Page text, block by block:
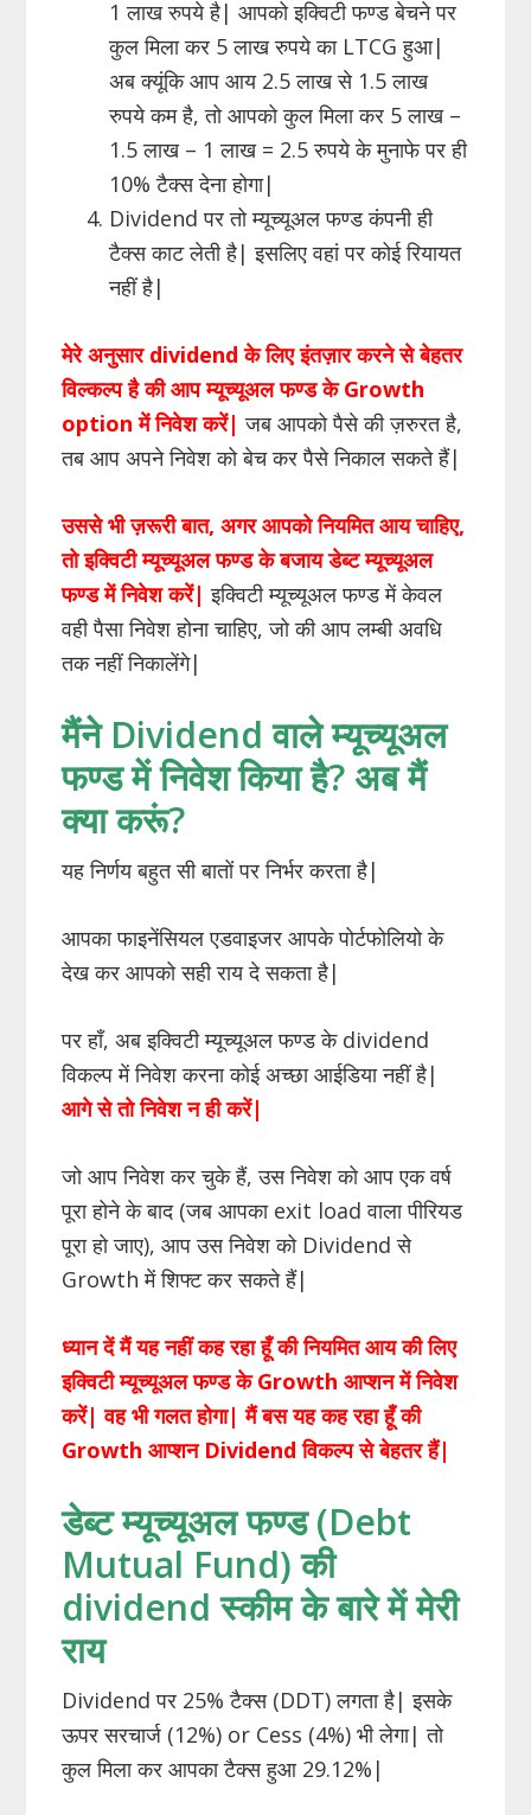
1 लाख रुपये है| आपको इक्विटी फण्ड बेचने पर
कुल मिला कर 5 लाख रुपये का LTCG हुआ|
अब क्यूंकि आप आय 2.5 लाख से 1.5 लाख
रुपये कम है, तो आपको कुल मिला कर 5 लाख –
1.5 लाख – 1 लाख = 2.5 रुपये के मुनाफे पर ही
10% टैक्स देना होगा|
Dividend पर तो म्यूच्यूअल फण्ड कंपनी ही
टैक्स काट लेती है| इसलिए वहां पर कोई रियायत
नहीं है|
मेरे अनुसार dividend के लिए इंतज़ार करने से बेहतर
विल्कल्प है की आप म्यूच्यूअल फण्ड केGrowth
option में निवेश करें| जब आपको पैसे की ज़रुरत है,
तब आप अपने निवेश को बेच कर पैसे निकाल सकते हैं|
उससे भी ज़रूरी बात, अगर आपको नियमित आय चाहिए,
तो इक्विटी म्यूच्यूअल फण्ड के बजाय डेब्ट म्यूच्यूअल
फण्ड में निवेश करें| इक्विटी म्यूच्यूअल फण्ड में केवल
वही पैसा निवेश होना चाहिए, जो की आप लम्बी अवधि
तक नहीं निकालेंगे|
मैंने Dividend वाले म्यूच्यूअल
फण्ड में निवेश किया है? अब मैं
क्या करूं?
यह निर्णय बहुत सी बातों पर निर्भर करता है|
आपका फाइनेंसियल एडवाइजर आपके पोर्टफोलियो के
देख कर आपको सही राय दे सकता है|
पर हाँ, अब इक्विटी म्यूच्यूअल फण्ड के dividend
विकल्प में निवेश करना कोई अच्छा आईडिया नहीं है|
आगे से तो निवेश न ही करें|
जो आप निवेश कर चुके हैं, उस निवेश को आप एक वर्ष
पूरा होने के बाद (जब आपका exit load वाला पीरियड
पूरा हो जाए), आप उस निवेश को Dividend से
Growth में शिफ्ट कर सकते हैं|
ध्यान दें मैं यह नहीं कह रहा हूँ की नियमित आय की लिए
इक्विटी म्यूच्यूअल फण्ड के Growth आप्शन में निवेश
करें| वह भी गलत होगा| मैं बस यह कह रहा हूँ की
Growth आप्शन Dividend विकल्प से बेहतर हैं|
डेब्ट म्यूच्यूअल फण्ड (Debt
Mutual Fund) की
dividend स्कीम के बारे में मेरी
राय
Dividend पर 25% टैक्स (DDT) लगता है| इसके
ऊपर सरचार्ज (12%) or Cess (4%) भी लेगा| तो
कुल मिला कर आपका टैक्स हुआ 29.12%|